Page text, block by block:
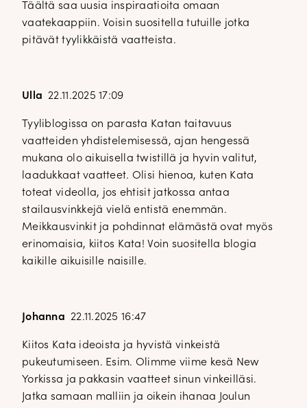
Täältä saa uusia inspiraatioita omaan
vaatekaappiin. Voisin suositella tutuille jotka
pitävät tyylikkäistä vaatteista.
Ulla 22.11.2025 17:09
Tyyliblogissa on parasta Katan taitavuus
vaatteiden yhdistelemisessä, ajan hengessä
mukana olo aikuisella twistillä ja hyvin valitut,
laadukkaat vaatteet. Olisi hienoa, kuten Kata
toteat videolla, jos ehtisit jatkossa antaa
stailausvinkkejä vielä entistä enemmän.
Meikkausvinkit ja pohdinnat elämästä ovat myös
erinomaisia, kiitos Kata! Voin suositella blogia
kaikille aikuisille naisille.
Johanna 22.11.2025 16:47
Kiitos Kata ideoista ja hyvistä vinkeistä
pukeutumiseen. Esim. Olimme viime kesä New
Yorkissa ja pakkasin vaatteet sinun vinkeilläsi.
Jatka samaan malliin ja oikein ihanaa Joulun